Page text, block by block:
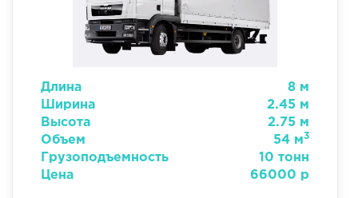
Длина
8 м
Ширина
2.45 м
Высота
2.75 м
Объем
54 м3
Грузоподъемность
10 тонн
Цена
66000 р